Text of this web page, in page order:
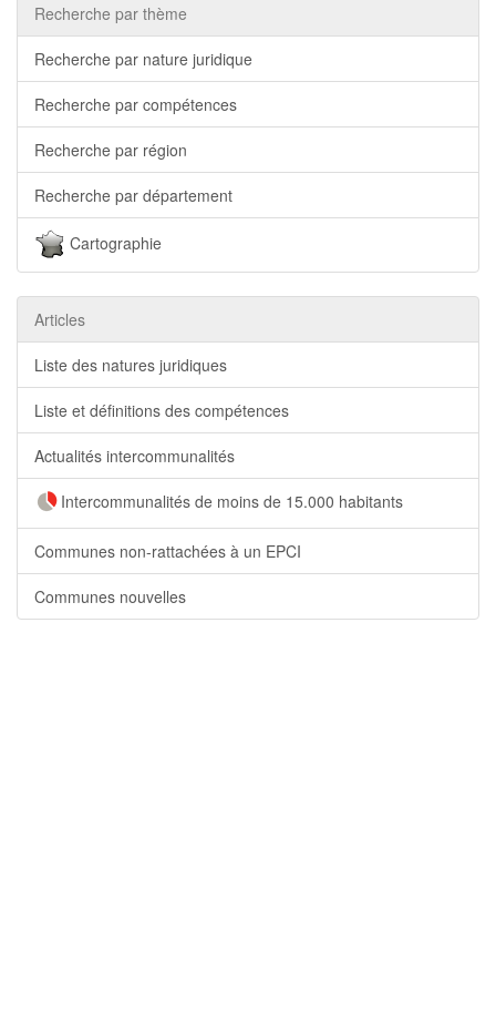
Recherche par thème
Recherche par nature juridique
Recherche par compétences
Recherche par région
Recherche par département
Cartographie
Articles
Liste des natures juridiques
Liste et définitions des compétences
Actualités intercommunalités
Intercommunalités de moins de 15.000 habitants
Communes non-rattachées à un EPCI
Communes nouvelles